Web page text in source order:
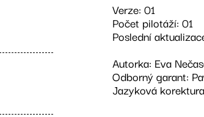
Verze: 01
Počet pilotáží: 01
Poslední
Autorka: Eva
Odborný garant:
Jazyková